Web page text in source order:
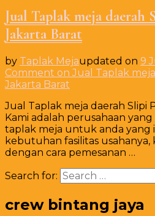
Jual Taplak meja daerah
Jakarta Barat
by Taplak Mejaupdated on 9
Comment on Jual Taplak
Jakarta Barat
Jual Taplak meja daerah Slipi
Kami adalah perusahaan
taplak meja untuk anda yang
kebutuhan fasilitas
dengan cara pemesanan …
Search for:
crew bintang jaya